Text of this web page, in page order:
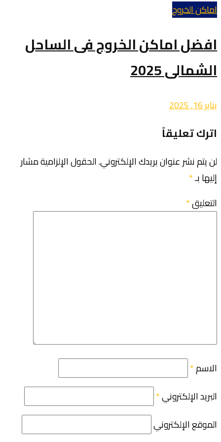
اماكن الخروج
افضل اماكن الخروج فى الساحل
الشمالى 2025
يناير 16, 2025
اترك تعليقاً
لن يتم نشر عنوان بريدك الإلكتروني.الحقول الإلزامية مشار
إليها بـ*
التعليق*
الاسم*
البريد الإلكتروني*
الموقع الإلكتروني